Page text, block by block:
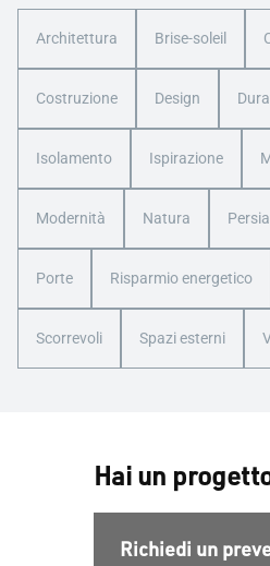
Architettura Brise-soleil
Costruzione Design
Isolamento Ispirazione
Modernità Natura
Porte Risparmio energetico
Scorrevoli Spazi esterni
Hai un
Richiedi un